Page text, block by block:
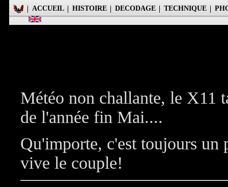
ACCUEIL HISTOIRE DECODAGE TECHNIQUE
Météo non challante, le X11
de l'année fin Mai....
Qu'importe, c'est toujours un
vive le couple!